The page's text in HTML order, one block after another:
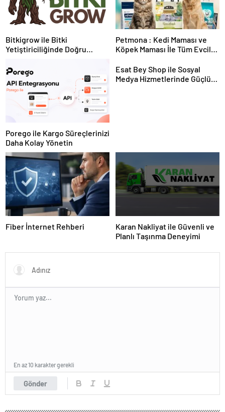
Bitkigrow ile Bitki
Yetiştiriciliğinde Doğru
Petmona : Kedi Maması ve
Köpek Maması İle Tüm Evcil
Porego ile Kargo Süreçlerinizi
Daha Kolay Yönetin
Esat Bey Shop ile Sosyal
Medya Hizmetlerinde Güçlü
Fiber İnternet Rehberi
Karan Nakliyat ile Güvenli ve
Planlı Taşınma Deneyimi
Gönder
En az 10 karakter gerekli